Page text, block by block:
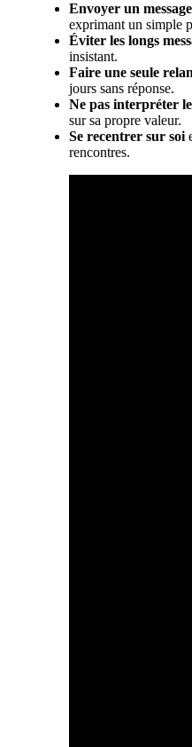
Envoyer un
exprimant un simple
Éviter les longs
insistant.
Faire une seule
jours sans réponse.
Ne pas interpréter
sur sa propre valeur.
Se recentrer sur soi
rencontres.